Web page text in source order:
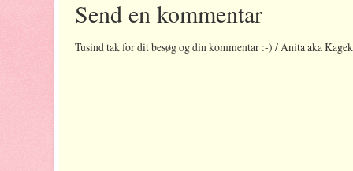
Send en kommentar
Tusind tak for dit besøg og din kommentar :-) / Anita aka